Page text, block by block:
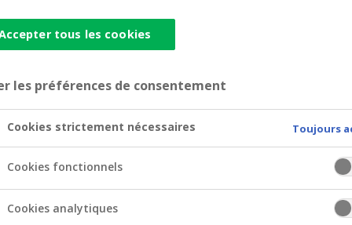
tous les cookies
les préférences de consentement
Cookies strictement nécessaires Toujours
Cookies fonctionnels
Cookies analytiques